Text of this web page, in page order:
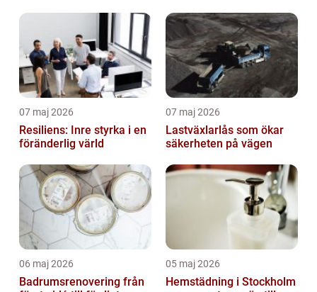
07 maj 2026
Resiliens: Inre styrka i en
föränderlig värld
07 maj 2026
Lastväxlarlås som ökar
säkerheten på vägen
06 maj 2026
Badrumsrenovering från
05 maj 2026
Hemstädning i Stockholm